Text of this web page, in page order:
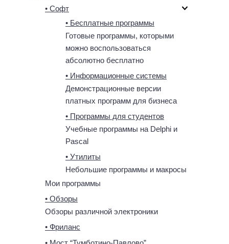
• Софт
• Бесплатные программы
Готовые программы, которыми
можно воспользоваться
абсолютно бесплатно
• Информационные системы
Демонстрационные версии
платных программ для бизнеса
• Программы для студентов
Учебные программы на Delphi и
Pascal
• Утилиты
Небольшие программы и макросы
Мои программы
• Обзоры
Обзоры различной электроники
• Фриланс